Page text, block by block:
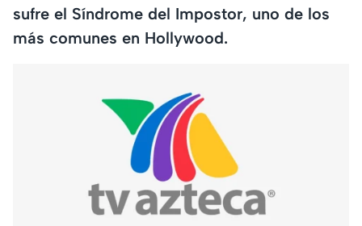
sufre el Síndrome del Impostor, uno de los
más comunes en Hollywood.